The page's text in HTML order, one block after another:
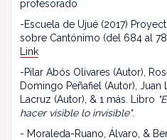
profesorado
-Escuela de Ujué (2017)
sobre Cantónimo (del 684 al
Link
-Pilar Abós Olivares (Autor),
Domingo Peñafiel (Autor), Juan
Lacruz (Autor), & 1 más. Libro
hacer visible lo invisible".
- Moraleda-Ruano, Álvaro, &